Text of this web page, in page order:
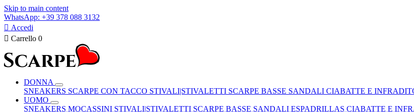
Skip to main content
WhatsApp: +39 378 088 3132
 Accedi
 Carrello 0
DONNA
SNEAKERS SCARPE CON TACCO STIVALI|STIVALETTI SCARPE BASSE SANDALI CIABATTE E
UOMO
SNEAKERS MOCASSINI STIVALI|STIVALETTI SCARPE BASSE SANDALI ESPADRILLAS CIABATTE E